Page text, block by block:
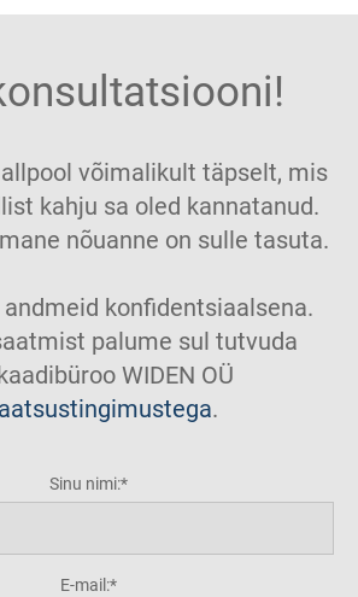
võimalikult täpselt, mis
kahju sa oled kannatanud.
nõuanne on sulle tasuta.
konfidentsiaalsena.
palume sul tutvuda
WIDEN OÜ
.
Sinu nimi:
E-mail: